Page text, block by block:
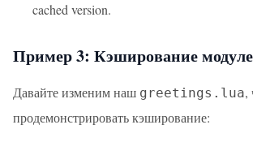
cached version.
Пример 3: Кэширование
Давайте изменим наш greetings.lua,
продемонстрировать кэширование: